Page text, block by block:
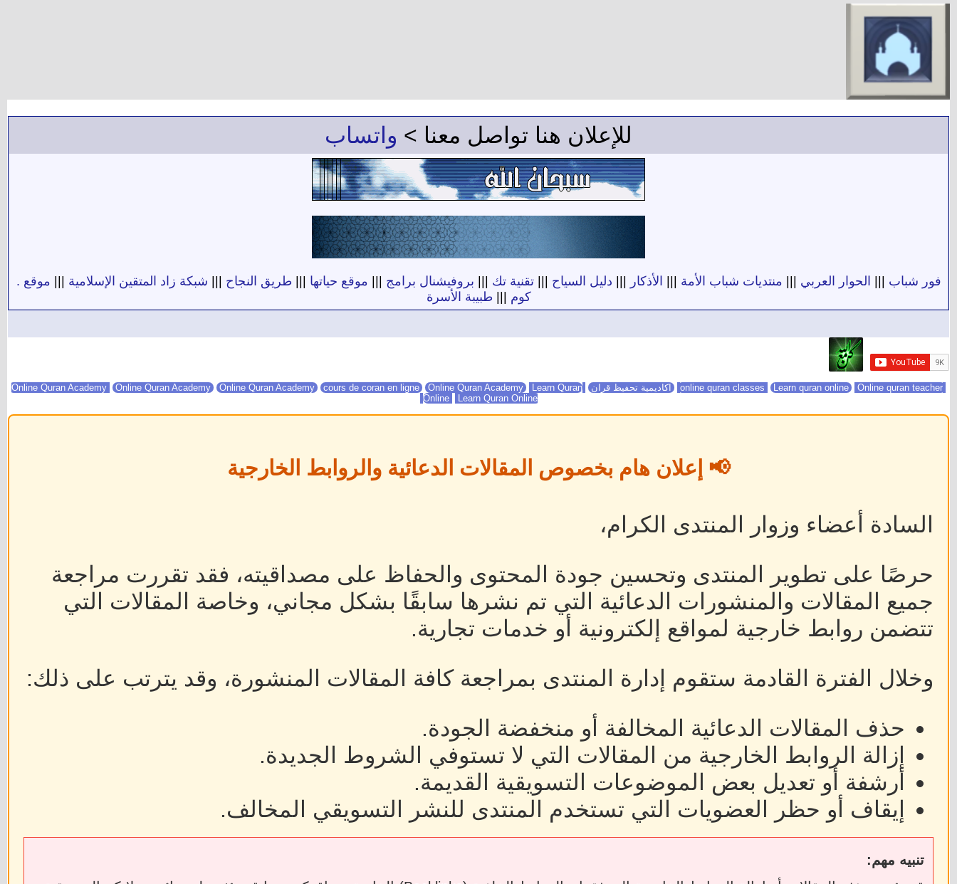
للإعلان هنا تواصل معنا > واتساب
فور شباب الحوار العربي منتديات شباب الأمة الأذكار دليل السياح |||تقنية تك بروفيشنال برامج موقع حياتها طريق النجاح شبكة زاد المتقين الإسلامية
موقع .
كوم
طبيبة الأسرة
Learn quran online Online quran teacher اكاديمية تحفيظ قران Online Quran Academy Online Quran Academy cours de coran en ligne Online Quran Academy
Learn Quran
Online
Learn Quran Online
📢 إعلان هام بخصوص المقالات الدعائية والروابط الخارجية
السادة أعضاء وزوار المنتدى الكرام،
حرصًا على تطوير المنتدى وتحسين جودة المحتوى والحفاظ على مصداقيته، فقد تقررت مراجعة
جميع المقالات والمنشورات الدعائية التي تم نشرها سابقًا بشكل مجاني، وخاصة المقالات التي
تتضمن روابط خارجية لمواقع إلكترونية أو خدمات تجارية.
وخلال الفترة القادمة ستقوم إدارة المنتدى بمراجعة كافة المقالات المنشورة، وقد يترتب على ذلك:
حذف المقالات الدعائية المخالفة أو منخفضة الجودة.
إزالة الروابط الخارجية من المقالات التي لا تستوفي الشروط الجديدة.
أرشفة أو تعديل بعض الموضوعات التسويقية القديمة.
إيقاف أو حظر العضويات التي تستخدم المنتدى للنشر التسويقي المخالف.
تنبيه مهم: